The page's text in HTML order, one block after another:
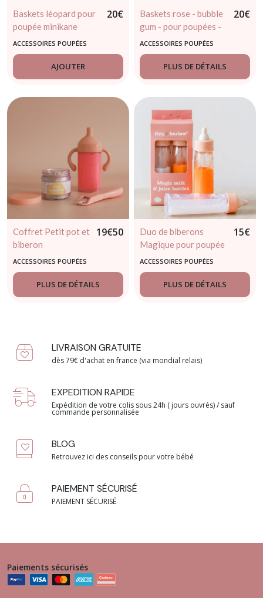
Baskets léopard pour
poupée minikane
20€
ACCESSOIRES POUPÉES
AJOUTER
Baskets rose - bubble
gum - pour poupées -
minikane
20€
ACCESSOIRES POUPÉES
PLUS DE DÉTAILS
Coffret Petit pot et
biberon
anniversaire
Magique pour
poupée – Tiny
Harlow
19€50
ACCESSOIRES POUPÉES
PLUS DE DÉTAILS
Duo de biberons
Magique pour poupée
– Tiny Harlow
15€
ACCESSOIRES POUPÉES
PLUS DE DÉTAILS
LIVRAISON GRATUITE
dès 79€ d'achat en france (via mondial relais)
EXPEDITION RAPIDE
Expédition de votre colis sous 24h ( jours ouvrés) / sauf
commande personnalisée
BLOG
Retrouvez ici des conseils pour votre bébé
PAIEMENT SÉCURISÉ
PAIEMENT SÉCURISÉ
Paiements sécurisés